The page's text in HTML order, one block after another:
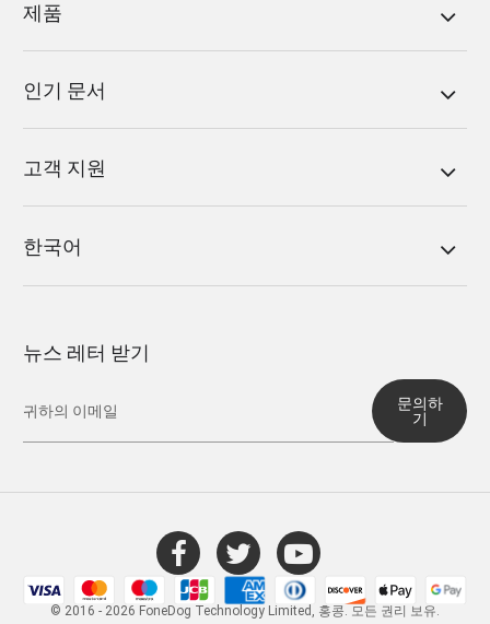
제품
인기 문서
고객 지원
한국어
뉴스 레터 받기
문의하
기
© 2016 - 2026 FoneDog Technology Limited, 홍콩. 모든 권리 보유.